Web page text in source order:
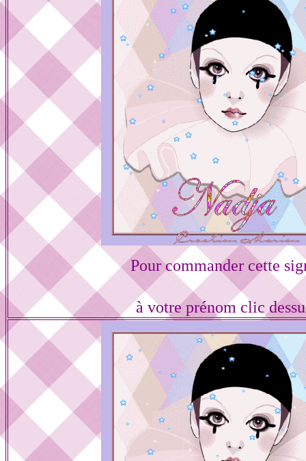
Pour commander cette
à votre prénom clic